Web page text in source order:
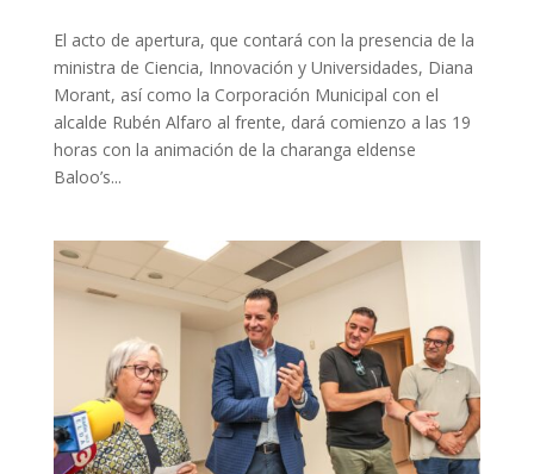
El acto de apertura, que contará con la presencia de la
ministra de Ciencia, Innovación y Universidades, Diana
Morant, así como la Corporación Municipal con el
alcalde Rubén Alfaro al frente, dará comienzo a las 19
horas con la animación de la charanga eldense
Baloo’s...